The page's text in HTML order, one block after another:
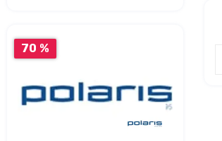
70 %